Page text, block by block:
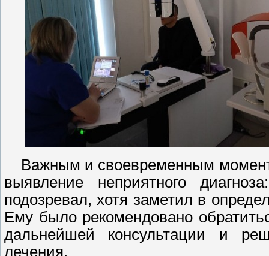
Важным и своевременным
выявление неприятного
подозревал, хотя заметил в
Ему было рекомендовано
дальнейшей консультации и
лечения.